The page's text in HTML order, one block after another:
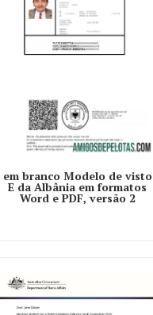
em branco Modelo de visto
E da Albânia em formatos
Word e PDF, versão 2